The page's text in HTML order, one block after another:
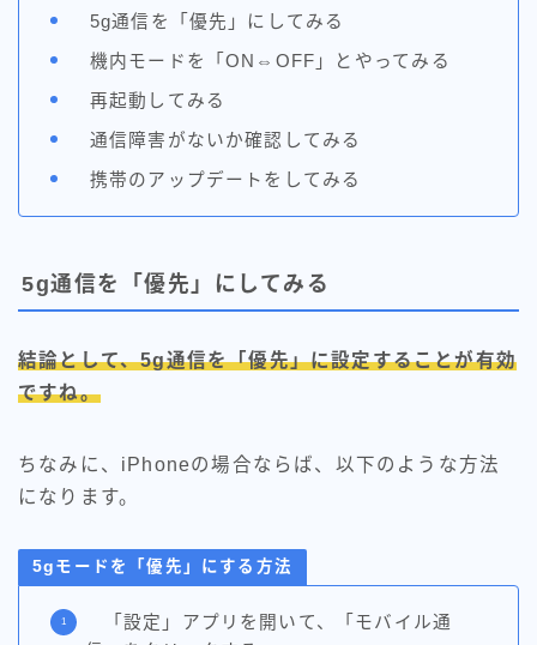
5g通信を「優先」にしてみる
機内モードを「ON⇔OFF」とやってみる
再起動してみる
通信障害がないか確認してみる
携帯のアップデートをしてみる
5g通信を「優先」にしてみる
結論として、5g通信を「優先」に設定することが有効
ですね。
ちなみに、iPhoneの場合ならば、以下のような方法
になります。
5gモードを「優先」にする方法
「設定」アプリを開いて、「モバイル通